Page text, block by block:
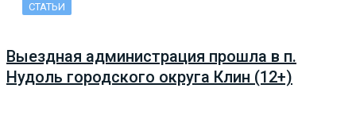
СТАТЬИ
Выездная администрация прошла в п.
Нудоль городского округа Клин (12+)